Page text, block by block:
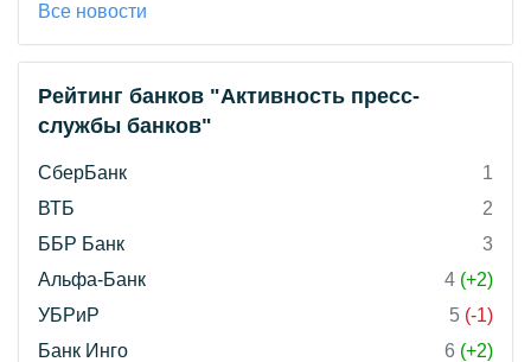
Все новости
Рейтинг банков "Активность пресс-
службы банков"
СберБанк
1
ВТБ
2
ББР Банк
3
Альфа-Банк
4 (+2)
УБРиР
5 (-1)
Банк Инго
6 (+2)